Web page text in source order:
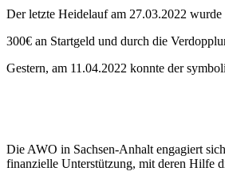
Der letzte Heidelauf am 27.03.2022
300€ an Startgeld und durch die
Gestern, am 11.04.2022 konnte der
Die AWO in Sachsen-Anhalt engagiert
finanzielle Unterstützung, mit deren Hilfe